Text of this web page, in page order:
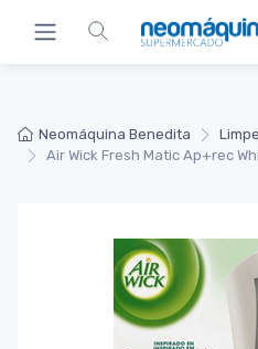
Neomáquina Benedita
Air Wick Fresh Matic Ap+rec